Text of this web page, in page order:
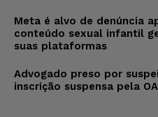
Meta é alvo de denúncia
conteúdo sexual infantil
suas plataformas
Advogado preso por
inscrição suspensa pela